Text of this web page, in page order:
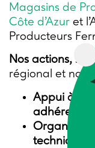
Magasins de
Côte d’Azur et
Producteurs
Nos actions, se
régional et
Appui à la
adhérents
techniques